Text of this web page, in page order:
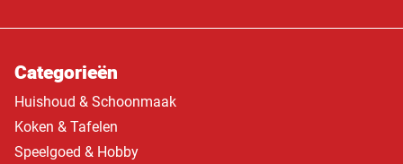
Categorieën
Huishoud & Schoonmaak
Koken & Tafelen
Speelgoed & Hobby